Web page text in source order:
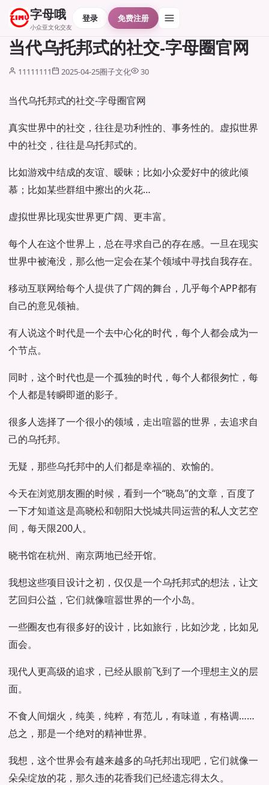
字母哦
小众亚文化交友
登录 免费注册
当代乌托邦式的社交-字母圈官网
11111111 2025-04-25圈子文化 30
当代乌托邦式的社交-字母圈官网
真实世界中的社交，往往是功利性的、事务性的。虚拟世界
中的社交，往往是乌托邦式的。
比如游戏中结成的友谊、暧昧；比如小众爱好中的彼此倾
慕；比如某些群组中擦出的火花…
虚拟世界比现实世界更广阔、更丰富。
每个人在这个世界上，总在寻求自己的存在感。一旦在现实
世界中被淹没，那么他一定会在某个领域中寻找自我存在。
移动互联网给每个人提供了广阔的舞台，几乎每个APP都有
自己的意见领袖。
有人说这个时代是一个去中心化的时代，每个人都会成为一
个节点。
同时，这个时代也是一个孤独的时代，每个人都很匆忙，每
个人都是转瞬即逝的影子。
很多人选择了一个很小的领域，走出喧嚣的世界，去追求自
己的乌托邦。
无疑，那些乌托邦中的人们都是幸福的、欢愉的。
今天在浏览朋友圈的时候，看到一个“晓岛”的文章，百度了
一下才知道这是高晓松和朝阳大悦城共同运营的私人文艺空
间，每天限200人。
晓书馆在杭州、南京两地已经开馆。
我想这些项目设计之初，仅仅是一个乌托邦式的想法，让文
艺回归公益，它们就像喧嚣世界的一个小岛。
一些圈友也有很多好的设计，比如旅行，比如沙龙，比如见
面会。
现代人更高级的追求，已经从眼前飞到了一个理想主义的层
面。
不食人间烟火，纯美，纯粹，有范儿，有味道，有格调……
总之，那是一个绝对的精神世界。
我想，这个世界会有越来越多的乌托邦出现吧，它们就像一
朵朵绽放的花，那久违的花香我们已经遗忘得太久。